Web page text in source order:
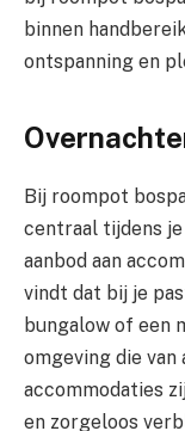
binnen
ontspanning en
Bij roompot
centraal tijdens
aanbod aan
vindt dat bij je
bungalow of een
omgeving die van
accommodaties
en zorgeloos